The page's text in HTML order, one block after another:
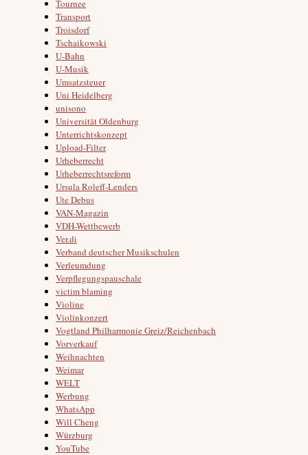
Tournee
Transport
Troisdorf
Tschaikowski
U-Bahn
U-Musik
Umsatzsteuer
Uni Heidelberg
unisono
Universität Oldenburg
Unterrichtskonzept
Upload-Filter
Urheberrecht
Urheberrechtsreform
Ursula Roleff-Lenders
Ute Debus
VAN-Magazin
VDH-Wettbewerb
Ver.di
Verband deutscher Musikschulen
Verleumdung
Verpflegungspauschale
victim blaming
Violine
Violinkonzert
Vogtland Philharmonie Greiz/Reichenbach
Vorverkauf
Weihnachten
Weimar
WELT
Werbung
WhatsApp
Will Cheng
Würzburg
YouTube